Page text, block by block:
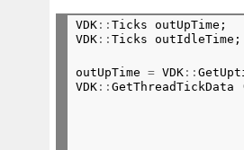
VDK:: Ticks
VDK:: Ticks
outUpTime = VDK::
VDK::